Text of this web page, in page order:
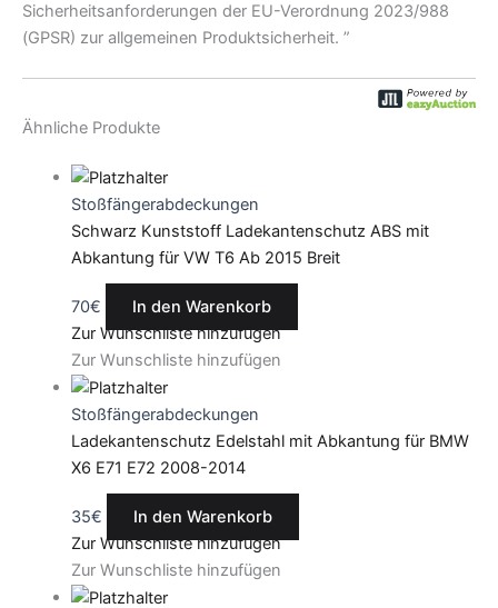
Sicherheitsanforderungen der EU-Verordnung 2023/988
(GPSR) zur allgemeinen Produktsicherheit. ”
Ähnliche Produkte
Stoßfängerabdeckungen
Schwarz Kunststoff Ladekantenschutz ABS mit
Abkantung für VW T6 Ab 2015 Breit
70€
In den Warenkorb
Zur Wunschliste hinzufügen
Zur Wunschliste hinzufügen
Stoßfängerabdeckungen
Ladekantenschutz Edelstahl mit Abkantung für BMW
X6 E71 E72 2008-2014
35€
In den Warenkorb
Zur Wunschliste hinzufügen
Zur Wunschliste hinzufügen